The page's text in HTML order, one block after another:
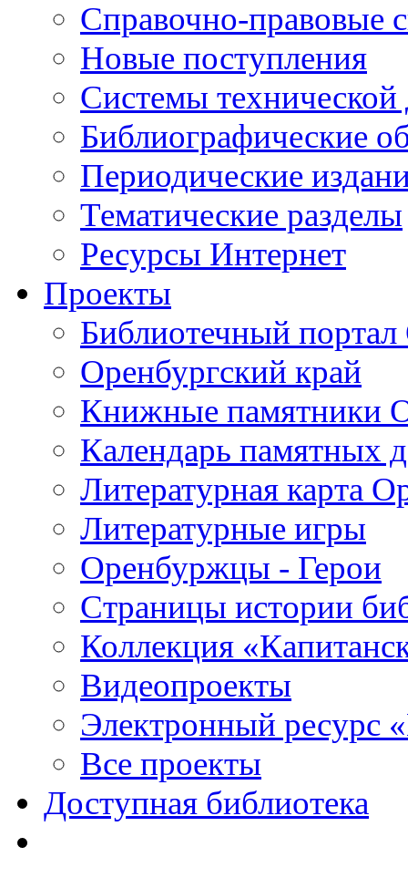
Справочно-правовые
Новые поступления
Cистемы
Библиографические
Периодические
Тематические разделы
Ресурсы Интернет
Проекты
Библиотечный портал
Оренбургский край
Книжные памятники
Календарь памятных
Литературная карта
Литературные игры
Оренбуржцы - Герои
Страницы истории
Коллекция
Видеопроекты
Электронный ресурс
Все проекты
Доступная библиотека